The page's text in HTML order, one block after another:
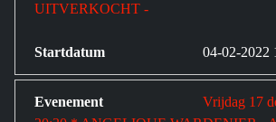
UITVERKOCHT -
04-02-2022
Vrijdag 17